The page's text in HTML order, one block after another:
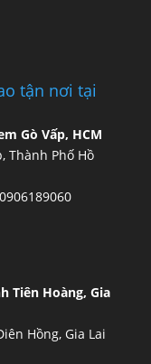
tận nơi tại
Gò Vấp, HCM
Thành Phố Hồ
Tiên Hoàng, Gia
Hồng, Gia Lai